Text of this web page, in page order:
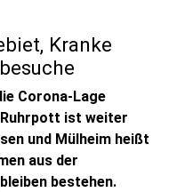
Kranke
Corona-Lage
ist weiter
und Mülheim heißt
aus der
bestehen.